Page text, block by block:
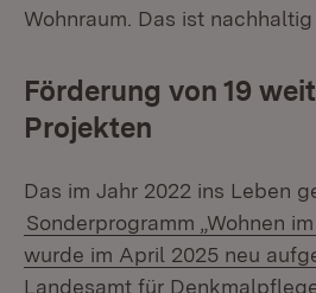
Wohnraum. Das ist
Förderung von 19
Projekten
Das im Jahr 2022 ins Leben
Sonderprogramm „Wohnen
wurde im April 2025 neu
Landesamt für